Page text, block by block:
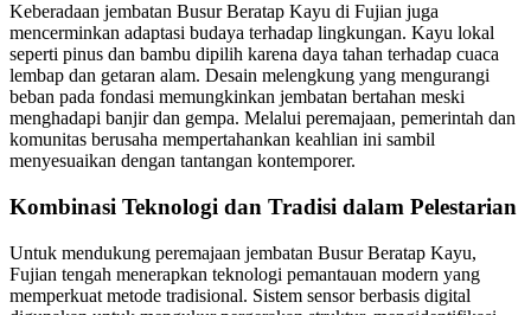
Keberadaan jembatan Busur Beratap Kayu di Fujian juga
mencerminkan adaptasi budaya terhadap lingkungan. Kayu lokal
seperti pinus dan bambu dipilih karena daya tahan terhadap cuaca
lembap dan getaran alam. Desain melengkung yang mengurangi
beban pada fondasi memungkinkan jembatan bertahan meski
menghadapi banjir dan gempa. Melalui peremajaan, pemerintah dan
komunitas berusaha mempertahankan keahlian ini sambil
menyesuaikan dengan tantangan kontemporer.
Kombinasi Teknologi dan Tradisi dalam Pelestarian
Untuk mendukung peremajaan jembatan Busur Beratap Kayu,
Fujian tengah menerapkan teknologi pemantauan modern yang
memperkuat metode tradisional. Sistem sensor berbasis digital